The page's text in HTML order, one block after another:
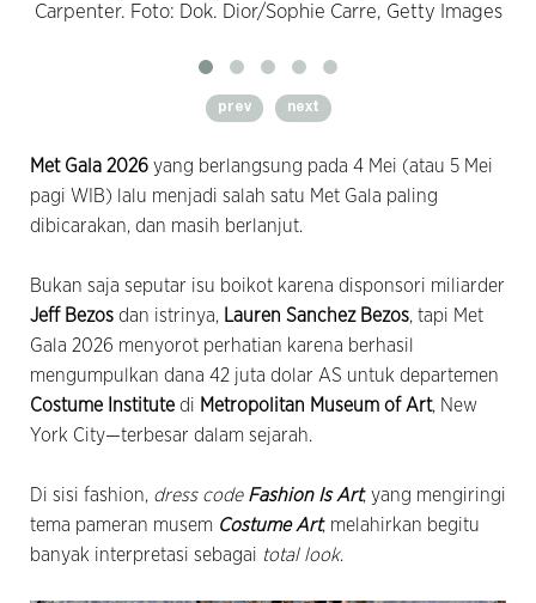
Carpenter. Foto: Dok. Dior/Sophie Carre, Getty Images
prev next
Met Gala 2026 yang berlangsung pada 4 Mei (atau 5 Mei
pagi WIB) lalu menjadi salah satu Met Gala paling
dibicarakan, dan masih berlanjut.
Bukan saja seputar isu boikot karena disponsori miliarder
Jeff Bezos dan istrinya, Lauren Sanchez Bezos, tapi Met
Gala 2026 menyorot perhatian karena berhasil
mengumpulkan dana 42 juta dolar AS untuk departemen
Costume Institute di Metropolitan Museum of Art, New
York City—terbesar dalam sejarah.
Di sisi fashion, dress code Fashion Is Art, yang mengiringi
tema pameran musem Costume Art, melahirkan begitu
banyak interpretasi sebagai total look.